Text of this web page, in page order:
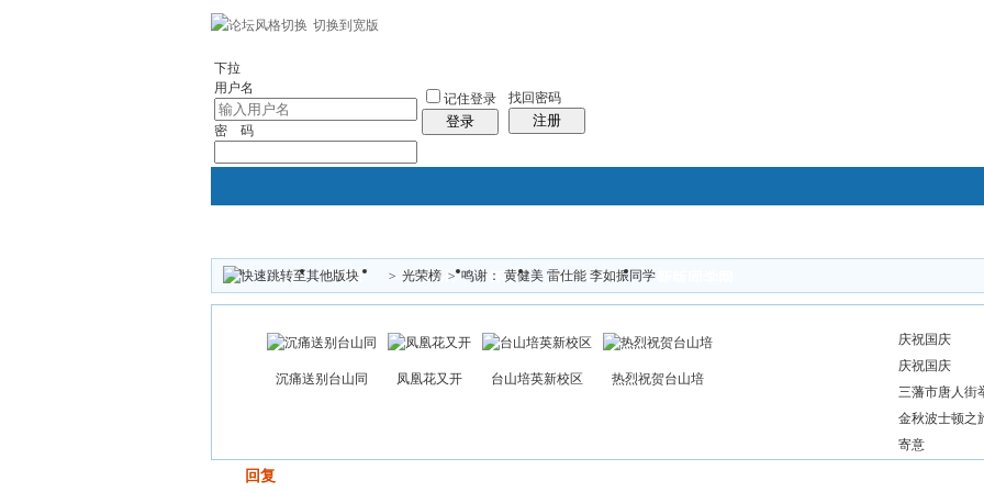
切换到宽版
下拉
用户名
密 码
记住登录
登录
找回密码
注册
论坛 群组 个人中心 怀旧 超Q同学网
帖子
热搜： 结婚 母婴 phpwind
> 光荣榜 > 鸣谢： 黄健美 雷仕能 李如振同学
沉痛送别台山同 凤凰花又开 台山培英新校区 热烈祝贺台山培
庆祝国庆
庆祝国庆
三藩市唐人街
金秋波士顿之
寄意
回复